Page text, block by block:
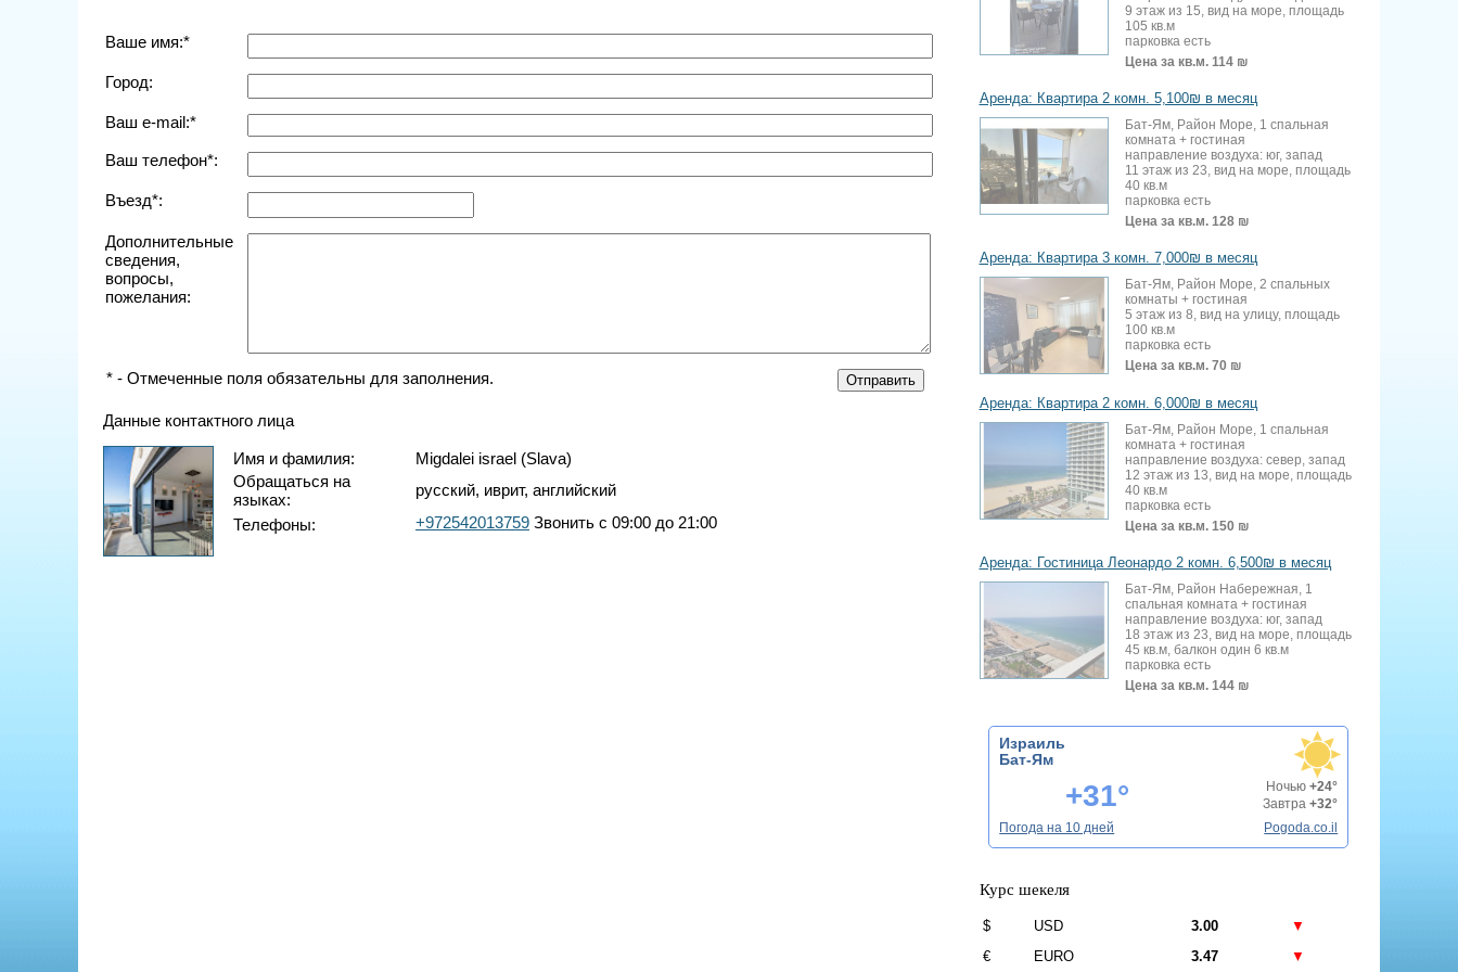
Ваше имя:*
Город:
Ваш e-mail:*
Ваш телефон*:
Въезд*:
Дополнительные
сведения,
вопросы,
пожелания:
* - Отмеченные поля обязательны для заполнения.
Данные контактного лица
Имя и фамилия:
Migdalei israel (Slava)
Обращаться на
языках:
русский, иврит, английский
Телефоны:
+972542013759 Звонить с 09:00 до 21:00
9 этаж из 15, вид на море, площадь
105 кв.м
парковка есть
Цена за кв.м. 114 ₪
Аренда: Квартира 2 комн. 5,100₪ в месяц
Бат-Ям, Район Море, 1 спальная
комната + гостиная
направление воздуха: юг, запад
11 этаж из 23, вид на море, площадь
40 кв.м
парковка есть
Цена за кв.м. 128 ₪
Аренда: Квартира 3 комн. 7,000₪ в месяц
Бат-Ям, Район Море, 2 спальных
комнаты + гостиная
5 этаж из 8, вид на улицу, площадь
100 кв.м
парковка есть
Цена за кв.м. 70 ₪
Аренда: Квартира 2 комн. 6,000₪ в месяц
Бат-Ям, Район Море, 1 спальная
комната + гостиная
направление воздуха: север, запад
12 этаж из 13, вид на море, площадь
40 кв.м
парковка есть
Цена за кв.м. 150 ₪
Аренда: Гостиница Леонардо 2 комн. 6,500₪ в месяц
Бат-Ям, Район Набережная, 1
спальная комната + гостиная
направление воздуха: юг, запад
18 этаж из 23, вид на море, площадь
45 кв.м, балкон один 6 кв.м
парковка есть
Цена за кв.м. 144 ₪
Израиль
Бат-Ям
+31° Ночью+24°
Завтра+32°
Погода на 10 дней
Pogoda.co.il
Курс шекеля
$ USD 3.00
▼
€
EURO 3.47 ▼